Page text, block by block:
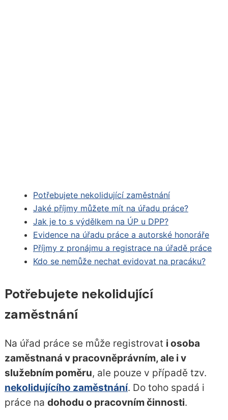
Potřebujete nekolidující zaměstnání
Jaké příjmy můžete mít na úřadu práce?
Jak je to s výdělkem na ÚP u DPP?
Evidence na úřadu práce a autorské honoráře
Příjmy z pronájmu a registrace na úřadě práce
Kdo se nemůže nechat evidovat na pracáku?
Potřebujete nekolidující
zaměstnání
Na úřad práce se může registrovat i osoba
zaměstnaná v pracovněprávním, ale i v
služebním poměru, ale pouze v případě tzv.
nekolidujícího zaměstnání. Do toho spadá i
práce na dohodu o pracovním činnosti.